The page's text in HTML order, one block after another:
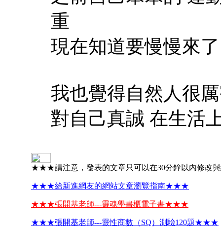
重
現在知道要慢慢來了
我也覺得自然人很
對自己真誠 在生活
★★★請注意，發表的文章只可以在30分鐘以內修
★★★給新進網友的網站文章瀏覽指南★★★
★★★張開基老師---靈魂學書櫃電子書★★★
★★★張開基老師---靈性商數（SQ）測驗120題★★★